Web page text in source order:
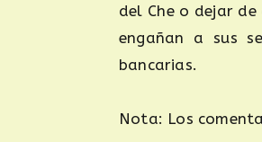
del Che o dejar
engañan a sus
bancarias.
Nota: Los